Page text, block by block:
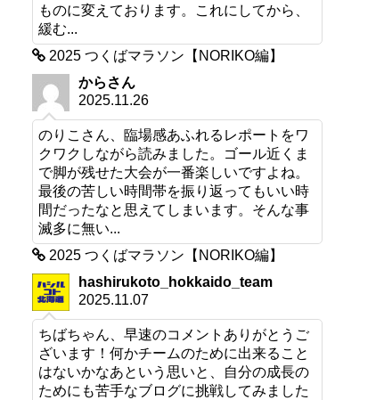
ものに変えております。これにしてから、
緩む...
2025 つくばマラソン【NORIKO編】
からさん
2025.11.26
のりこさん、臨場感あふれるレポートをワ
クワクしながら読みました。ゴール近くま
で脚が残せた大会が一番楽しいですよね。
最後の苦しい時間帯を振り返ってもいい時
間だったなと思えてしまいます。そんな事
滅多に無い...
2025 つくばマラソン【NORIKO編】
hashirukoto_hokkaido_team
2025.11.07
ちばちゃん、早速のコメントありがとうご
ざいます！何かチームのために出来ること
はないかなあという思いと、自分の成長の
ためにも苦手なブログに挑戦してみました